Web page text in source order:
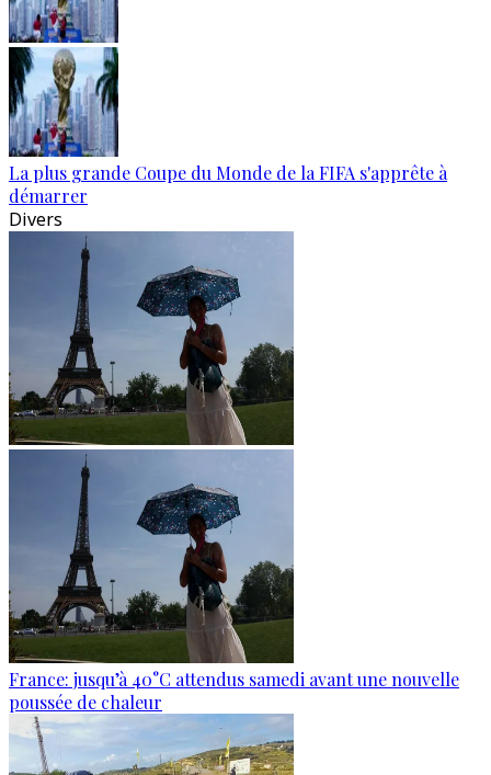
La plus grande Coupe du Monde de la FIFA s'apprête à
démarrer
Divers
France: jusqu’à 40°C attendus samedi avant une nouvelle
poussée de chaleur